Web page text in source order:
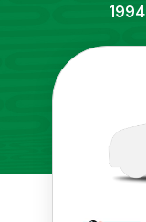
1994